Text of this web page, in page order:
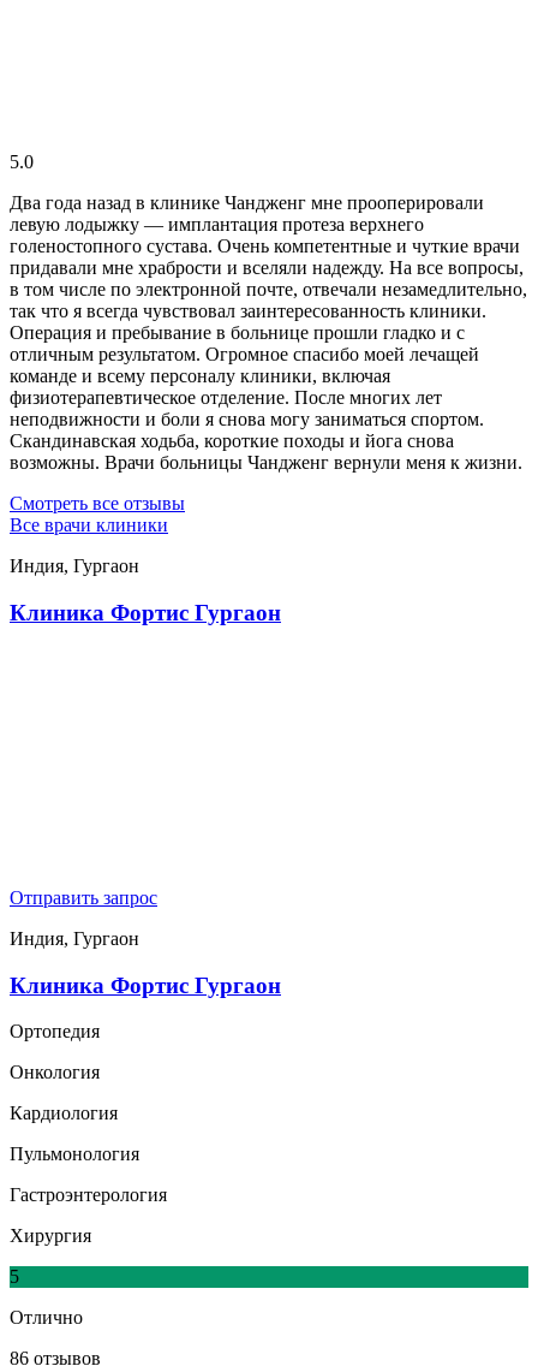
5.0
Два года назад в клинике Чандженг мне прооперировали
левую лодыжку — имплантация протеза верхнего
голеностопного сустава. Очень компетентные и чуткие врачи
придавали мне храбрости и вселяли надежду. На все вопросы,
в том числе по электронной почте, отвечали незамедлительно,
так что я всегда чувствовал заинтересованность клиники.
Операция и пребывание в больнице прошли гладко и с
отличным результатом. Огромное спасибо моей лечащей
команде и всему персоналу клиники, включая
физиотерапевтическое отделение. После многих лет
неподвижности и боли я снова могу заниматься спортом.
Скандинавская ходьба, короткие походы и йога снова
возможны. Врачи больницы Чандженг вернули меня к жизни.
Смотреть все отзывы
Все врачи клиники
Индия, Гургаон
Клиника Фортис Гургаон
Отправить запрос
Индия, Гургаон
Клиника Фортис Гургаон
Ортопедия
Онкология
Кардиология
Пульмонология
Гастроэнтерология
Хирургия
5
Отлично
86 отзывов